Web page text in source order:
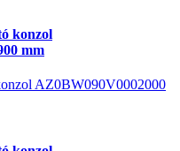
konzol
mm
AZ0BW090V0002000